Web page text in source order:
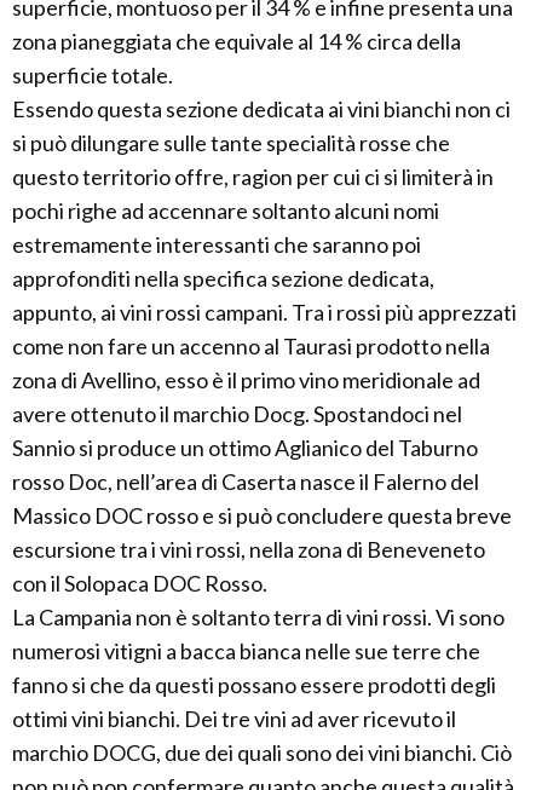
superficie, montuoso per il 34 % e infine presenta una
zona pianeggiata che equivale al 14 % circa della
superficie totale.
Essendo questa sezione dedicata ai vini bianchi non ci
si può dilungare sulle tante specialità rosse che
questo territorio offre, ragion per cui ci si limiterà in
pochi righe ad accennare soltanto alcuni nomi
estremamente interessanti che saranno poi
approfonditi nella specifica sezione dedicata,
appunto, ai vini rossi campani. Tra i rossi più apprezzati
come non fare un accenno al Taurasi prodotto nella
zona di Avellino, esso è il primo vino meridionale ad
avere ottenuto il marchio Docg. Spostandoci nel
Sannio si produce un ottimo Aglianico del Taburno
rosso Doc, nell’area di Caserta nasce il Falerno del
Massico DOC rosso e si può concludere questa breve
escursione tra i vini rossi, nella zona di Beneveneto
con il Solopaca DOC Rosso.
La Campania non è soltanto terra di vini rossi. Vi sono
numerosi vitigni a bacca bianca nelle sue terre che
fanno si che da questi possano essere prodotti degli
ottimi vini bianchi. Dei tre vini ad aver ricevuto il
marchio DOCG, due dei quali sono dei vini bianchi. Ciò